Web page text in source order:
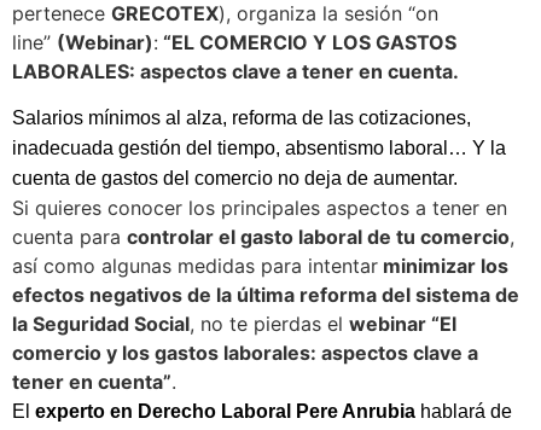
pertenece GRECOTEX), organiza la sesión “on
line” (Webinar): “EL COMERCIO Y LOS GASTOS
LABORALES: aspectos clave a tener en cuenta.
Salarios mínimos al alza, reforma de las cotizaciones,
inadecuada gestión del tiempo, absentismo laboral… Y la
cuenta de gastos del comercio no deja de aumentar.
Si quieres conocer los principales aspectos a tener en
cuenta para controlar el gasto laboral de tu comercio,
así como algunas medidas para intentar minimizar los
efectos negativos de la última reforma del sistema de
la Seguridad Social, no te pierdas el webinar “El
comercio y los gastos laborales: aspectos clave a
tener en cuenta”.
El experto en Derecho Laboral Pere Anrubia hablará de